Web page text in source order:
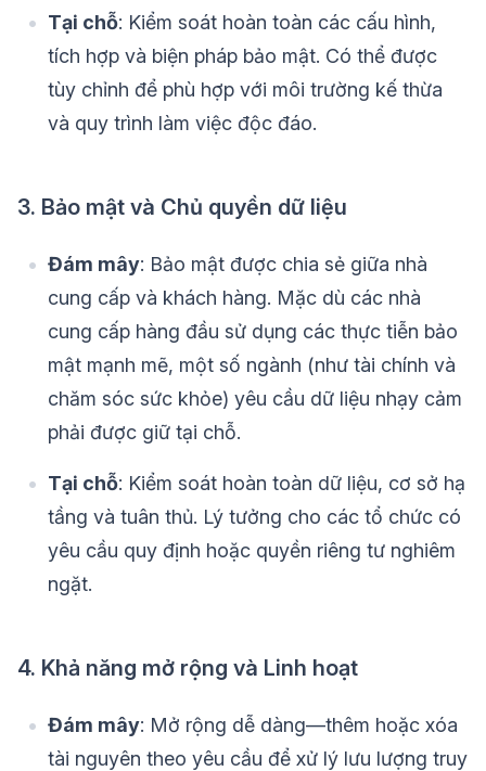
Tại chỗ: Kiểm soát hoàn toàn các cấu hình,
tích hợp và biện pháp bảo mật. Có thể được
tùy chỉnh để phù hợp với môi trường kế thừa
và quy trình làm việc độc đáo.
3. Bảo mật và Chủ quyền dữ liệu
Đám mây: Bảo mật được chia sẻ giữa nhà
cung cấp và khách hàng. Mặc dù các nhà
cung cấp hàng đầu sử dụng các thực tiễn bảo
mật mạnh mẽ, một số ngành (như tài chính và
chăm sóc sức khỏe) yêu cầu dữ liệu nhạy cảm
phải được giữ tại chỗ.
Tại chỗ: Kiểm soát hoàn toàn dữ liệu, cơ sở hạ
tầng và tuân thủ. Lý tưởng cho các tổ chức có
yêu cầu quy định hoặc quyền riêng tư nghiêm
ngặt.
4. Khả năng mở rộng và Linh hoạt
Đám mây: Mở rộng dễ dàng—thêm hoặc xóa
tài nguyên theo yêu cầu để xử lý lưu lượng truy